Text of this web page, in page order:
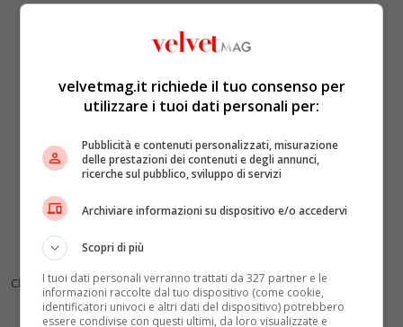
Clip Mediaset Play
velvetmag.it richiede il tuo consenso per
utilizzare i tuoi dati personali per:
Pubblicità e contenuti personalizzati, misurazione
delle prestazioni dei contenuti e degli annunci,
ricerche sul pubblico, sviluppo di servizi
Archiviare informazioni su dispositivo e/o accedervi
Scopri di più
I tuoi dati personali verranno trattati da 327 partner e le
informazioni raccolte dal tuo dispositivo (come cookie,
identificatori univoci e altri dati del dispositivo) potrebbero
essere condivise con questi ultimi, da loro visualizzate e